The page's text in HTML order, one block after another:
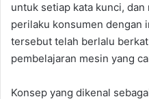
untuk setiap kata kunci,
perilaku konsumen dengan
tersebut telah berlalu
pembelajaran mesin yang
Konsep yang dikenal